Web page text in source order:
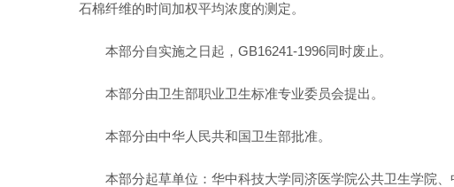
石棉纤维的时间加权平均浓度的测定。
本部分自实施之日起，GB16241-1996同时废止。
本部分由卫生部职业卫生标准专业委员会提出。
本部分由中华人民共和国卫生部批准。
本部分起草单位：华中科技大学同济医学院公共卫生学院